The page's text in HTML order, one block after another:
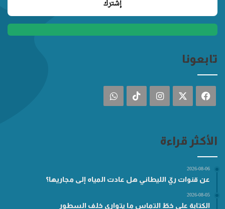
تابعونا
فيسبوك انستقرام ‫TikTokواتساب
الأكثر قراءة
2026-08-06
عن قنوات ريّ الليطاني هل عادت المياه إلى مجاريها؟
2026-08-05
الكتابة على خطّ التماس ما يتوارى خلف السطور